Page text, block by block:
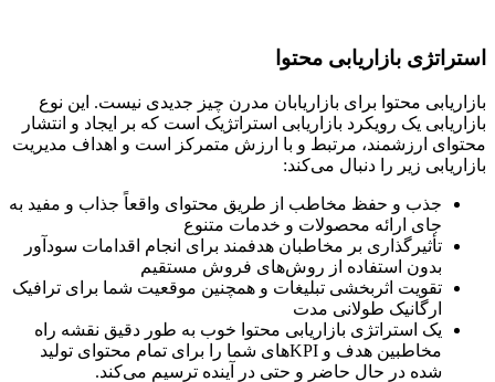
استراتژی بازاریابی محتوا
بازاریابی محتوا برای بازاریابان مدرن چیز جدیدی نیست. این نوع
بازاریابی یک رویکرد بازاریابی استراتژیک است که بر ایجاد و انتشار
محتوای ارزشمند، مرتبط و با ارزش متمرکز است و اهداف مدیریت
بازاریابی زیر را دنبال می‌کند:
جذب و حفظ مخاطب از طریق محتوای واقعاً جذاب و مفید به
جای ارائه محصولات و خدمات متنوع
تأثیرگذاری بر مخاطبان هدفمند برای انجام اقدامات سودآور
بدون استفاده از روش‌های فروش مستقیم
تقویت اثربخشی تبلیغات و همچنین موقعیت شما برای ترافیک
ارگانیک طولانی مدت
یک استراتژی بازاریابی محتوا خوب به طور دقیق نقشه راه
مخاطبین هدف و KPIهای شما را برای تمام محتوای تولید
شده در حال حاضر و حتی در آینده ترسیم می‌کند.